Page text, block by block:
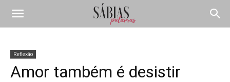
Reflexão
Amor também é desistir